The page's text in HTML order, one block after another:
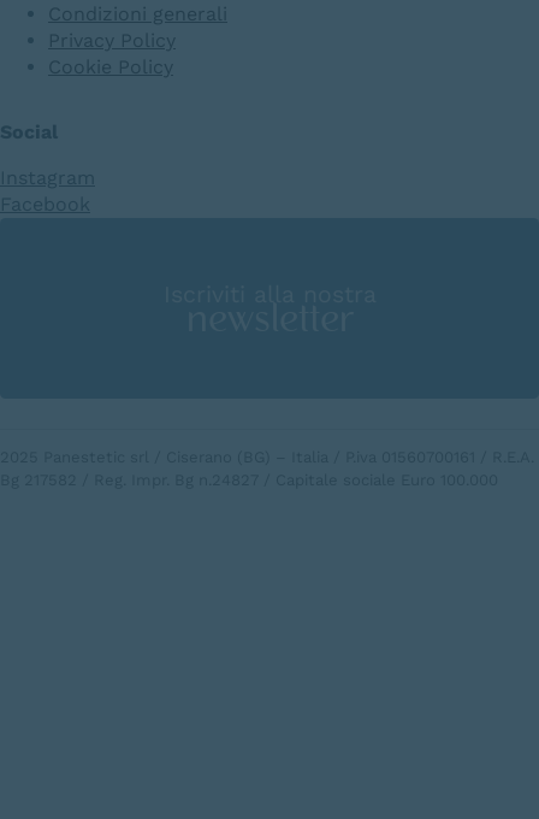
Condizioni generali
Privacy Policy
Cookie Policy
Social
Instagram
Facebook